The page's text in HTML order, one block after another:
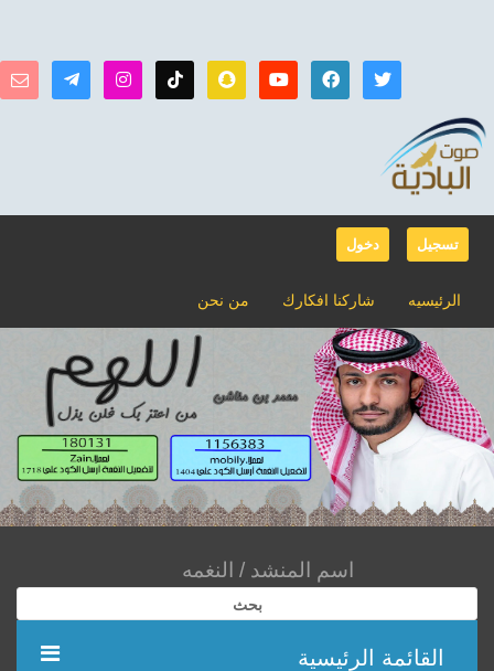
دخول تسجيل
من نحن شاركنا افكارك الرئيسيه
بحث
القائمة الرئيسية